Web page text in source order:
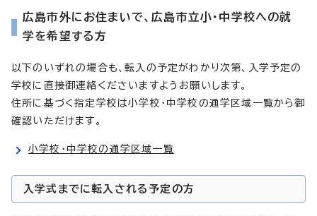
広島市外にお住まいで、広島市立小・中学校への就
学を希望する方
以下のいずれの場合も、転入の予定がわかり次第、入学予定の
学校に直接御連絡くださいますようお願いします。
住所に基づく指定学校は小学校・中学校の通学区域一覧から御
確認いただけます。
小学校・中学校の通学区域一覧
入学式までに転入される予定の方